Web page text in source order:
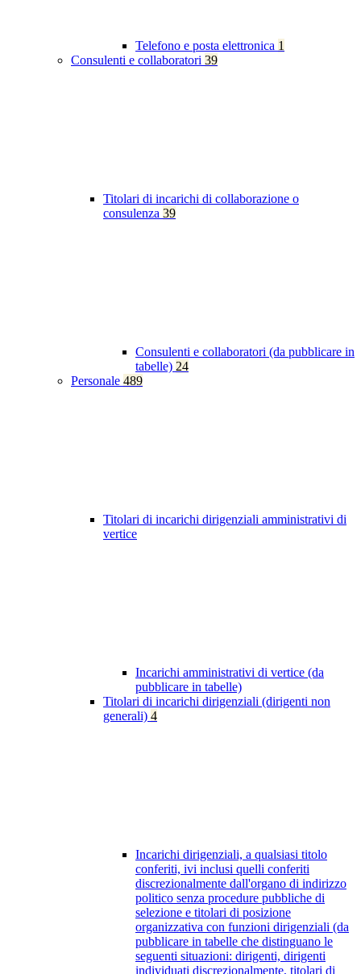
Telefono e posta elettronica 1
Consulenti e collaboratori 39
Titolari di incarichi di collaborazione o
consulenza 39
Consulenti e collaboratori (da pubblicare in
tabelle) 24
Personale 489
Titolari di incarichi dirigenziali amministrativi di
vertice
Incarichi amministrativi di vertice (da
pubblicare in tabelle)
Titolari di incarichi dirigenziali (dirigenti non
generali) 4
Incarichi dirigenziali, a qualsiasi titolo
conferiti, ivi inclusi quelli conferiti
discrezionalmente dall'organo di indirizzo
politico senza procedure pubbliche di
selezione e titolari di posizione
organizzativa con funzioni dirigenziali (da
pubblicare in tabelle che distinguano le
seguenti situazioni: dirigenti, dirigenti
individuati discrezionalmente, titolari di